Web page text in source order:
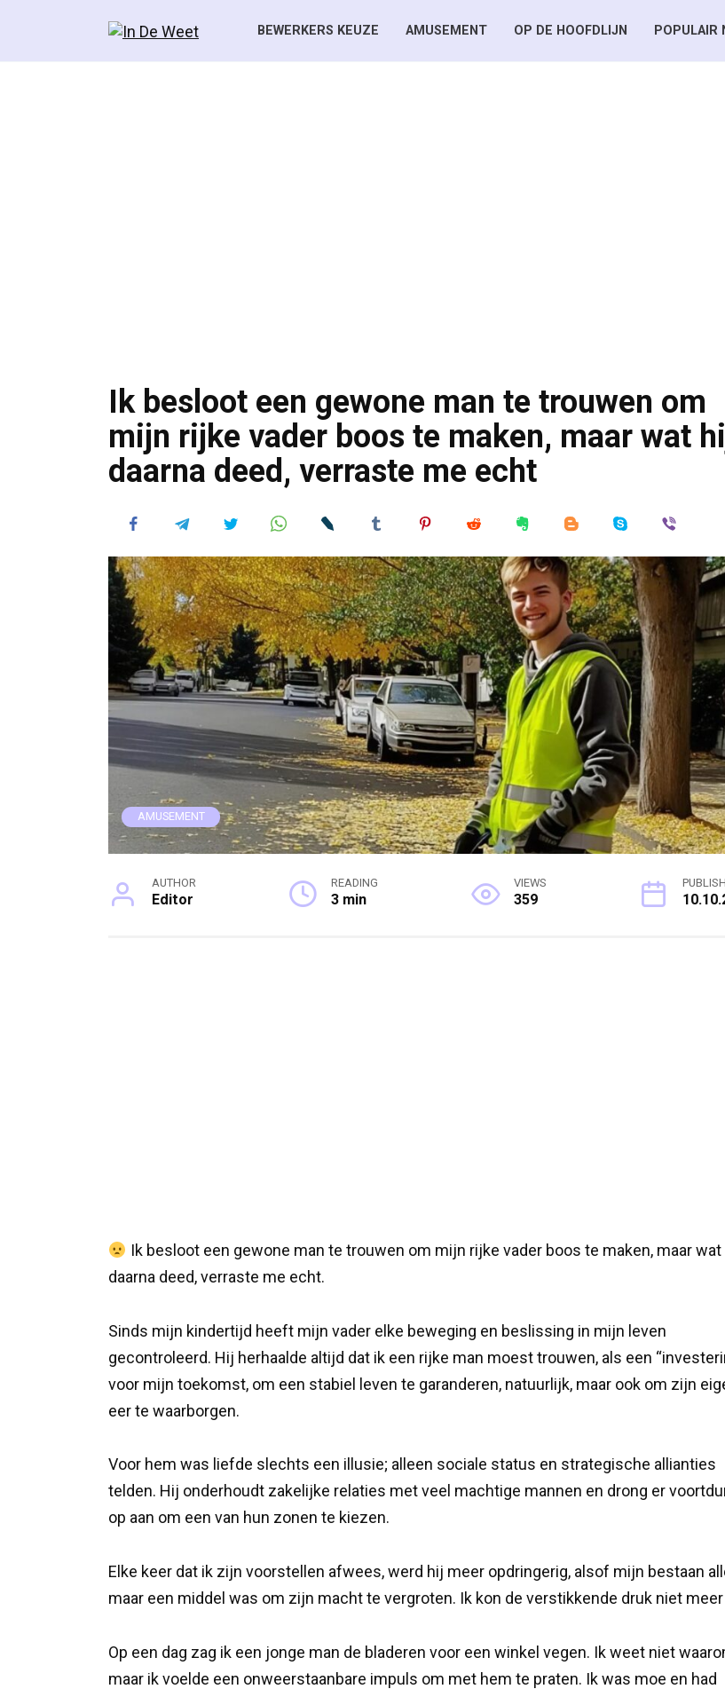
BEWERKERS KEUZE AMUSEMENT OP DE HOOFDLIJN POPULAIR
Ik besloot een gewone man te trouwen om
mijn rijke vader boos te maken, maar wat
daarna deed, verraste me echt
AMUSEMENT
AUTHOR
Editor
READING
3 min
VIEWS
359
Ik besloot een gewone man te trouwen om mijn rijke vader boos te maken, maar wat
daarna deed, verraste me echt.
Sinds mijn kindertijd heeft mijn vader elke beweging en beslissing in mijn leven
gecontroleerd. Hij herhaalde altijd dat ik een rijke man moest trouwen, als een
voor mijn toekomst, om een stabiel leven te garanderen, natuurlijk, maar ook om zijn
eer te waarborgen.
Voor hem was liefde slechts een illusie; alleen sociale status en strategische allianties
telden. Hij onderhoudt zakelijke relaties met veel machtige mannen en drong er
op aan om een van hun zonen te kiezen.
Elke keer dat ik zijn voorstellen afwees, werd hij meer opdringerig, alsof mijn bestaan
maar een middel was om zijn macht te vergroten. Ik kon de verstikkende druk niet meer
Op een dag zag ik een jonge man de bladeren voor een winkel vegen. Ik weet niet
maar ik voelde een onweerstaanbare impuls om met hem te praten. Ik was moe en had